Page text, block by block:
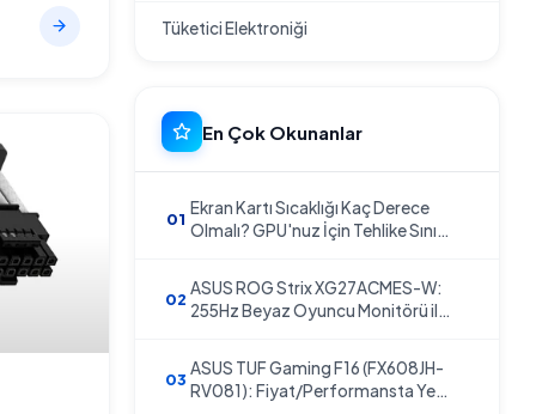
ROG
7 ve
bu
Tüketici Elektroniği
En Çok Okunanlar
Ekran Kartı Sıcaklığı Kaç Derece
Olmalı? GPU'nuz İçin Tehlike Sınırı
ASUS ROG Strix XG27ACMES-W:
255Hz Beyaz Oyuncu Monitörü ile
ASUS TUF Gaming F16 (FX608JH-
RV081): Fiyat/Performansta Yeni